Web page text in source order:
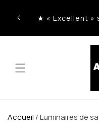
passer★ « Excellent
Accueil /Luminaires de